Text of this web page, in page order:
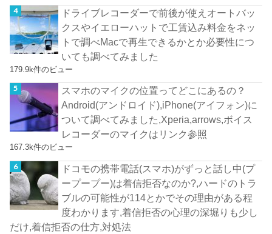
ドライブレコーダーで前後が使えオートバッ
クスやイエローハットで工賃込み料金をネッ
トで調べMacで再生できるかとか必要性につ
いても調べてみました
179.9k件のビュー
スマホのマイクの位置ってどこにあるの？
Android(アンドロイド),iPhone(アイフォン)に
ついて調べてみました,Xperia,arrows,ボイス
レコーダーのマイクはリンク参照
167.3k件のビュー
ドコモの携帯電話(スマホ)がずっと話し中(プ
ープープー)は着信拒否なのか?,ハードのトラ
ブルの可能性が114とかでその理由がある程
度わかります,着信拒否の心理の深堀りも少し
だけ,着信拒否の仕方,対処法